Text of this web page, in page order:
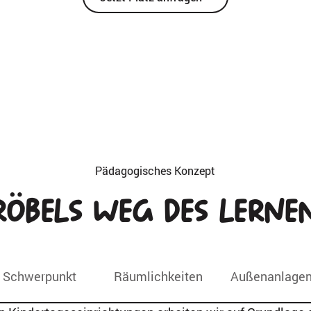
Pädagogisches Konzept
Weg des
Schwerpunkt Räumlichkeiten